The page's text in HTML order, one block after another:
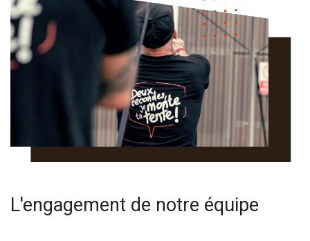
L'engagement de notre équipe